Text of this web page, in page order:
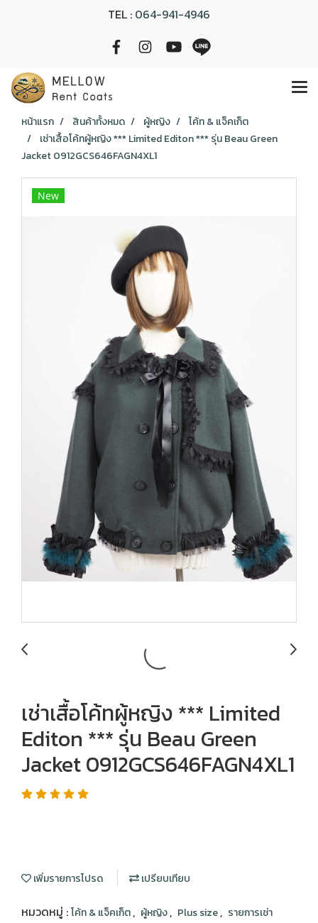
TEL : 064-941-4946
หน้าแรก สินค้าทั้งหมด ผู้หญิง
โค้ท & แจ็คเก็ต
เช่าเสื้อโค้ทผู้หญิง *** Limited Editon *** รุ่น Beau Green
Jacket 0912GCS646FAGN4XL1
New
เช่าเสื้อโค้ทผู้หญิง *** Limited
Editon *** รุ่น Beau Green
Jacket 0912GCS646FAGN4XL1
เพิ่มรายการโปรด เปรียบเทียบ
หมวดหมู่ :โค้ท & แจ็คเก็ต, ผู้หญิง, Plus size, รายการเช่า